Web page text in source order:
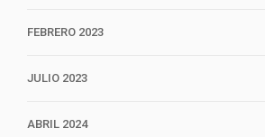
FEBRERO 2023
JULIO 2023
ABRIL 2024